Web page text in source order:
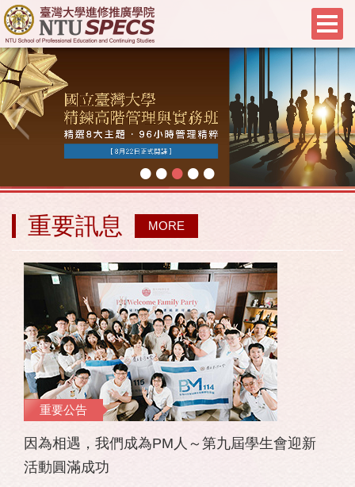
•••••
重要訊息 MORE
重要公告
因為相遇，我們成為PM人～第九屆學生會迎新
活動圓滿成功